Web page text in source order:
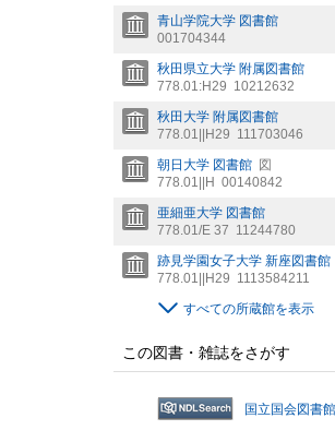
青山学院大学 図書館
001704344
秋田県立大学 附属図書館
778.01:H29 10212632
秋田大学 附属図書館
778.01||H29 111703046
朝日大学 図書館 図
778.01||H 00140842
亜細亜大学 図書館
778.01/E 37 11244780
跡見学園女子大学 新座図書館
778.01||H29 1113584211
すべての所蔵館を表示
この図書・雑誌をさがす
国立国会図書